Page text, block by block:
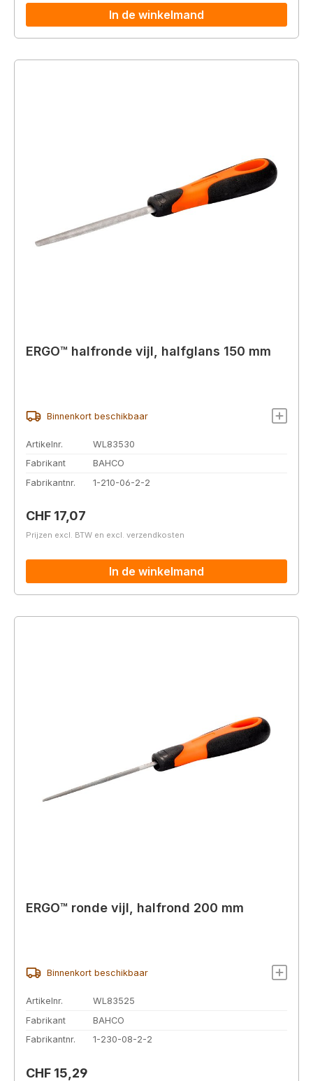
In de winkelmand
ERGO™ halfronde vijl, halfglans 150 mm
Binnenkort beschikbaar
Artikelnr.
WL83530
Fabrikant
BAHCO
Fabrikantnr.
1-210-06-2-2
Normale prijs:
CHF 17,07
Prijzen excl. BTW en excl. verzendkosten
In de winkelmand
ERGO™ ronde vijl, halfrond 200 mm
Binnenkort beschikbaar
Artikelnr.
WL83525
Fabrikant
BAHCO
Fabrikantnr.
1-230-08-2-2
Normale prijs:
CHF 15,29